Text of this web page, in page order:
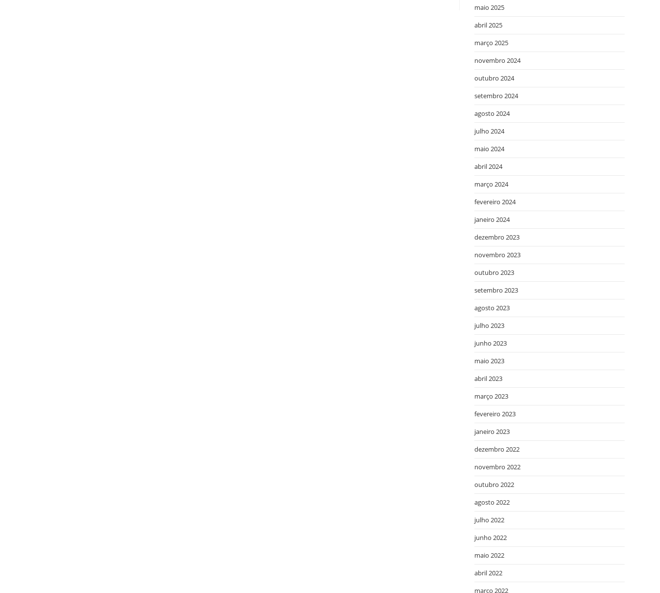
maio 2025
abril 2025
março 2025
novembro 2024
outubro 2024
setembro 2024
agosto 2024
julho 2024
maio 2024
abril 2024
março 2024
fevereiro 2024
janeiro 2024
dezembro 2023
novembro 2023
outubro 2023
setembro 2023
agosto 2023
julho 2023
junho 2023
maio 2023
abril 2023
março 2023
fevereiro 2023
janeiro 2023
dezembro 2022
novembro 2022
outubro 2022
agosto 2022
julho 2022
junho 2022
maio 2022
abril 2022
março 2022